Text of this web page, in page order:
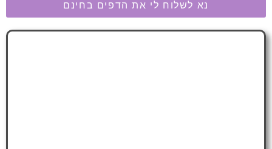
נא לשלוח לי את הדפים בחינם